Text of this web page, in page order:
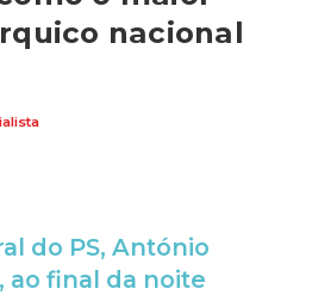
nacional
do PS, António
ao final da noite